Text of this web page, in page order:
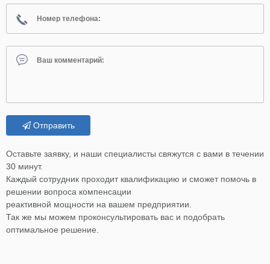
Отправить
Оставьте заявку, и наши специалисты свяжутся с вами в течении
30 минут.
Каждый сотрудник проходит квалификацию и сможет помочь в
решении вопроса компенсации
реактивной мощности на вашем предприятии.
Так же мы можем проконсультировать вас и подобрать
оптимальное решение.